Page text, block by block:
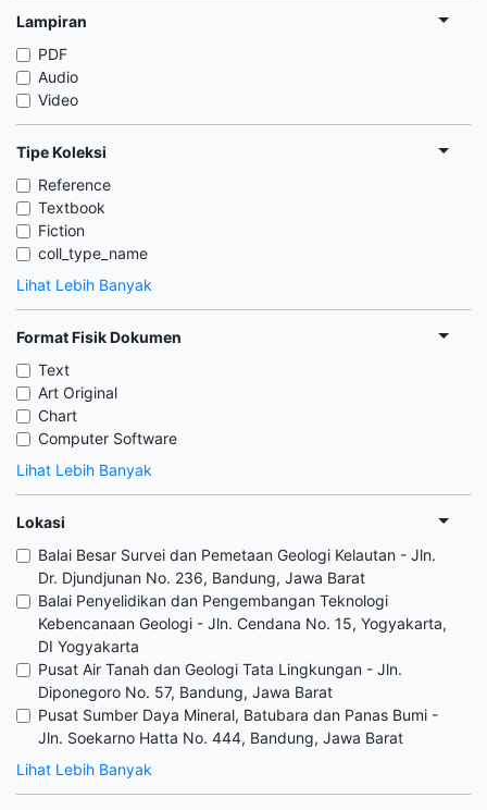
Lampiran
PDF
Audio
Video
Tipe Koleksi
Reference
Textbook
Fiction
coll_type_name
Lihat Lebih Banyak
Format Fisik Dokumen
Text
Art Original
Chart
Computer Software
Lihat Lebih Banyak
Lokasi
Balai Besar Survei dan Pemetaan Geologi Kelautan - Jln.
Dr. Djundjunan No. 236, Bandung, Jawa Barat
Balai Penyelidikan dan Pengembangan Teknologi
Kebencanaan Geologi - Jln. Cendana No. 15, Yogyakarta,
DI Yogyakarta
Pusat Air Tanah dan Geologi Tata Lingkungan - Jln.
Diponegoro No. 57, Bandung, Jawa Barat
Pusat Sumber Daya Mineral, Batubara dan Panas Bumi -
Jln. Soekarno Hatta No. 444, Bandung, Jawa Barat
Lihat Lebih Banyak